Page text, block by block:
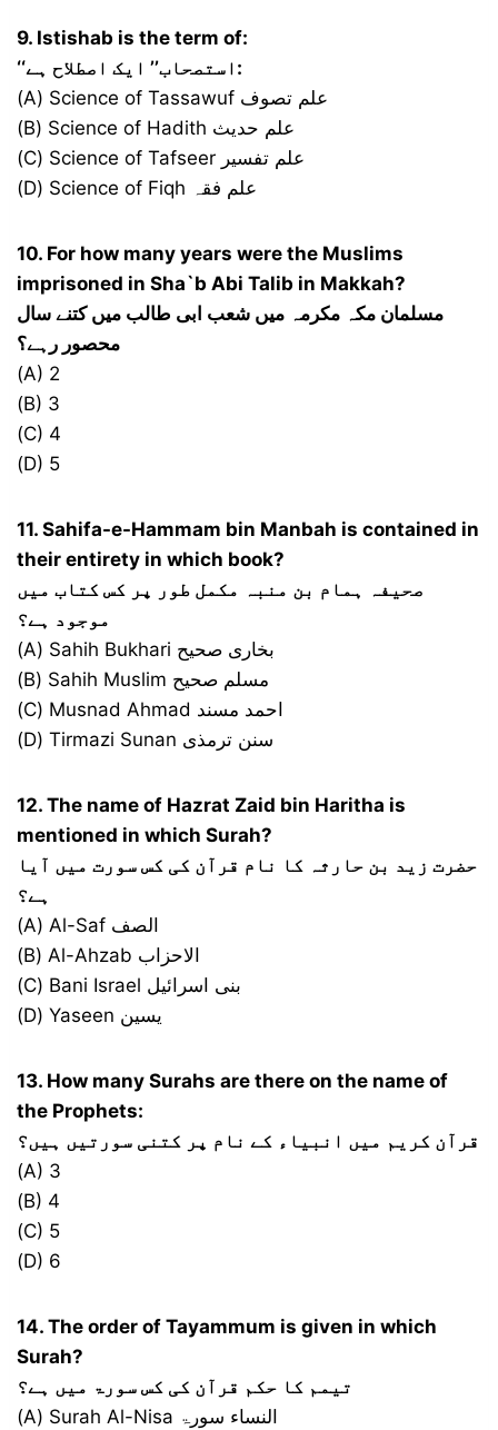
9. Istishab is the term of:
‘‘استصحاب’’ ایک اصطلاح ہے:
(A) Science of Tassawuf علم تصوف
(B) Science of Hadith علم حدیث
(C) Science of Tafseer علم تفسیر
(D) Science of Fiqh علم فقہ
10. For how many years were the Muslims
imprisoned in Sha`b Abi Talib in Makkah?
مسلمان مکہ مکرمہ میں شعب ابی طالب میں کتنے سال
محصور رہے؟
(A) 2
(B) 3
(C) 4
(D) 5
11. Sahifa-e-Hammam bin Manbah is contained in
their entirety in which book?
صحیفہ ہمام بن منبہ مکمل طور پر کس کتاب میں
موجود ہے؟
(A) Sahih Bukhari بخاری صحیح
(B) Sahih Muslim مسلم صحیح
(C) Musnad Ahmad احمد مسند
(D) Tirmazi Sunan سنن ترمذی
12. The name of Hazrat Zaid bin Haritha is
mentioned in which Surah?
حضرت زید بن حارثہ کا نام قرآن کی کس سورت میں آیا
ہے؟
(A) Al-Saf الصف
(B) Al-Ahzab الاحزاب
(C) Bani Israel بنی اسرائیل
(D) Yaseen یسین
13. How many Surahs are there on the name of
the Prophets:
قرآن کریم میں انبیاء کے نام پر کتنی سورتیں ہیں؟
(A) 3
(B) 4
(C) 5
(D) 6
14. The order of Tayammum is given in which
Surah?
تیمم کا حکم قرآن کی کس سورۃ میں ہے؟
(A) Surah Al-Nisa النساء سورۃ